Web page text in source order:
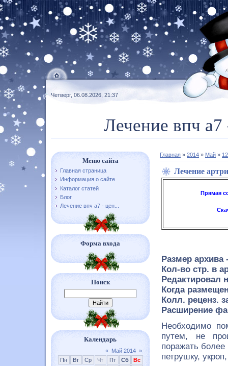
Четверг, 06.08.2026, 21:37
Лечение впч
Меню сайта
Главная страница
Информация о сайте
Каталог статей
Блог
Лечение впч а7 - цен...
Форма входа
Поиск
Календарь
« Май 2014 »
Пн
Вт Ср Чт Пт Сб
Вс
Главная » 2014 » Май » 12
Лечение
Прямая
Размер архива
Кол-во стр. в
Редактировал
Когда
Колл. реценз.
Расширение
Необходимо
путем, не
поражать
петрушку,